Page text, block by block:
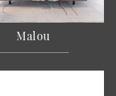
Malou